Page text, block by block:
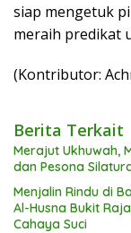
siap mengetuk
meraih predikat
(Kontributor:
Berita Terkait
Merajut Ukhuwah,
dan Pesona
Menjalin Rindu di
Al-Husna Bukit
Cahaya Suci